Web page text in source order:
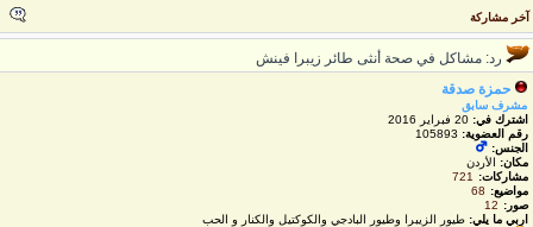
آخر مشاركة
رد: مشاكل في صحة أنثى طائر زيبرا فينش
حمزة صدقة
مشرف سابق
اشترك في:20 فبراير 2016
رقم العضوية:105893
الجنس:
مكان:الأردن
مشاركات:
721
مواضيع:
68
صور:
12
اربي ما يلي:طيور الزيبرا وطيور البادجي والكوكتيل والكنار و الحب